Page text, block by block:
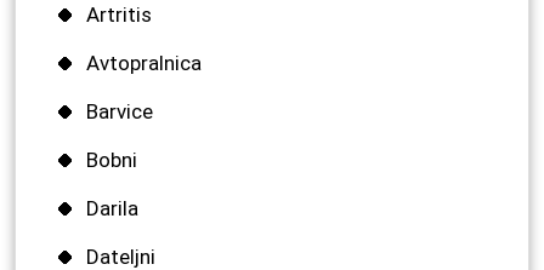
Artritis
Avtopralnica
Barvice
Bobni
Darila
Dateljni